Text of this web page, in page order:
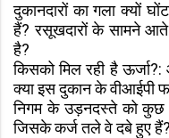
दुकानदारों का गला क्यों
हैं? रसूखदारों के सामने आते
है?
किसको मिल रही है
क्या इस दुकान के वीआईपी
निगम के उड़नदस्ते को कुछ
जिसके कर्ज तले वे दबे हुए हैं?